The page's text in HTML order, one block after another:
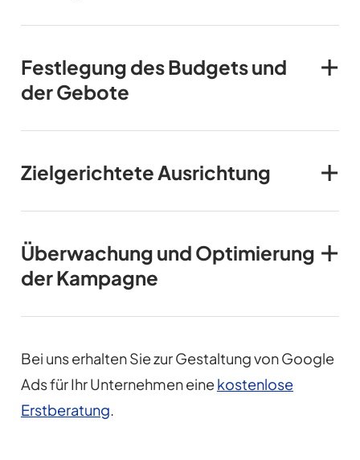
Festlegung des Budgets und
der Gebote
Zielgerichtete Ausrichtung
Überwachung und Optimierung
der Kampagne
Bei uns erhalten Sie zur Gestaltung von Google
Ads für Ihr Unternehmen einekostenlose
Erstberatung.